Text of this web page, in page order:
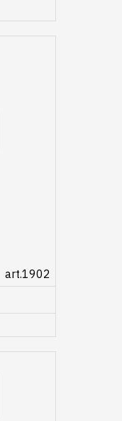
art.1902